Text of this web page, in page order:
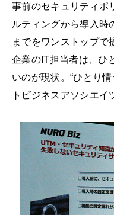
事前のセキュリティポ
ルティングから導入時
までをワンストップで
企業のIT担当者は、ひ
いのが現状。“ひとり
トビジネスアソシエイ